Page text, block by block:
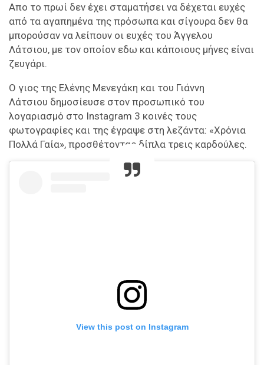
Απο το πρωί δεν έχει σταματήσει να δέχεται ευχές
από τα αγαπημένα της πρόσωπα και σίγουρα δεν θα
μπορούσαν να λείπουν οι ευχές του Άγγελου
Λάτσιου, με τον οποίον εδω και κάποιους μήνες είναι
ζευγάρι.
Ο γιος της Ελένης Μενεγάκη και του Γιάννη
Λάτσιου δημοσίευσε στον προσωπικό του
λογαριασμό στο Instagram 3 κοινές τους
φωτογραφίες και της έγραψε στη λεζάντα: «Χρόνια
Πολλά Γαία», προσθέτοντας δίπλα τρεις καρδούλες.
View this post on Instagram